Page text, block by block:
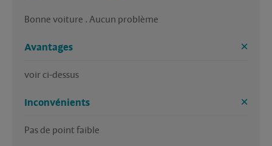
Bonne voiture . Aucun problème
Avantages
voir ci-dessus
Inconvénients
Pas de point faible